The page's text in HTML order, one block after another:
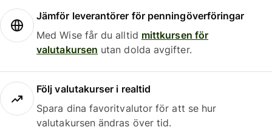
Jämför leverantörer för penningöverföringar
Med Wise får du alltid mittkursen för
valutakursen utan dolda avgifter.
Följ valutakurser i realtid
Spara dina favoritvalutor för att se hur
valutakursen ändras över tid.